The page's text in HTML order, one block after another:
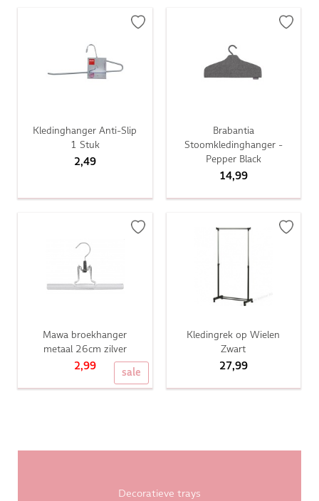
Kledinghanger Anti-Slip
1 Stuk
2,49
Brabantia
Stoomkledinghanger -
Pepper Black
14,99
sale
Mawa broekhanger
metaal 26cm zilver
2,99
Kledingrek op Wielen
Zwart
27,99
Decoratieve trays